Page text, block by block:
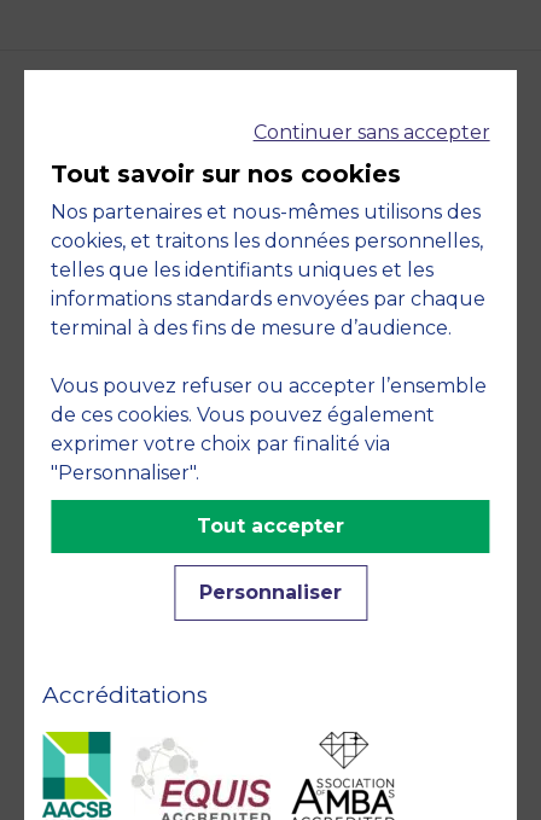
Accréditations et
engagements
Accréditations
Membre de
Continuer sans accepter
Tout savoir sur nos cookies
Nos partenaires et nous-mêmes utilisons des
cookies, et traitons les données personnelles,
telles que les identifiants uniques et les
informations standards envoyées par chaque
terminal à des fins de mesure d’audience.
Vous pouvez refuser ou accepter l’ensemble
de ces cookies. Vous pouvez également
exprimer votre choix par finalité via
"Personnaliser".
Personnaliser
Tout accepter